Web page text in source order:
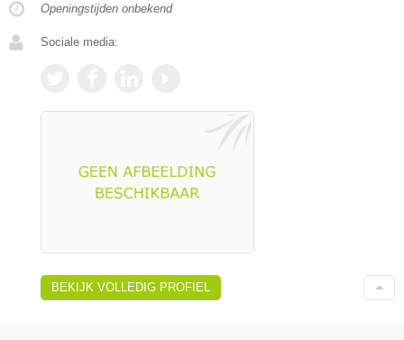
Openingstijden onbekend
Sociale media:
BEKIJK VOLLEDIG PROFIEL